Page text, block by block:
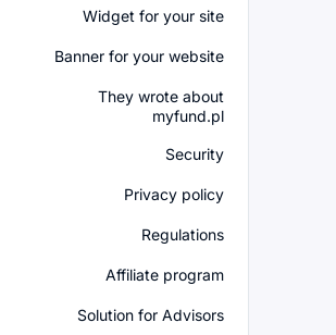
Widget for your site
Banner for your website
They wrote about
myfund.pl
Security
Privacy policy
Regulations
Affiliate program
Solution for Advisors